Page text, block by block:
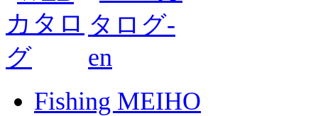
Fishing MEIHO